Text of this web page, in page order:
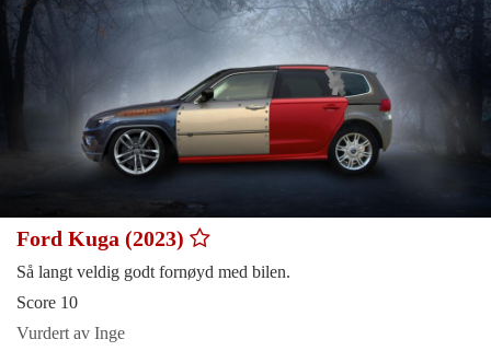
Ford Kuga (2023)
Så langt veldig godt fornøyd med bilen.
Score 10
Vurdert av Inge